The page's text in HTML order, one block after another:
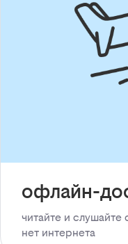
офлайн-
читайте и
нет интернета